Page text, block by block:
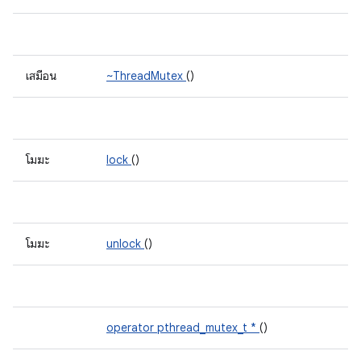
เสมือน ~ThreadMutex ()
โมฆะ lock ()
โมฆะ unlock ()
operator pthread_mutex_t * ()